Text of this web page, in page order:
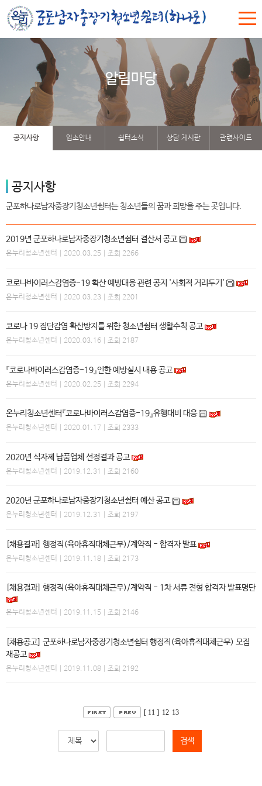
알림마당
공지사항 입소안내 쉼터소식 상담 게시판 관련사이트
공지사항
군포하나로남자중장기청소년쉼터는 청소년들의 꿈과 희망을 주는 곳입니다.
2019년 군포하나로남자중장기청소년쉼터 결산서 공고
온누리청소년센터 | 2020.03.25 | 조회 2266
코로나바이러스감염증-19 확산 예방대응 관련 공지 '사회적 거리두기'
온누리청소년센터 | 2020.03.23 | 조회 2201
코로나 19 집단감염 확산방지를 위한 청소년쉼터 생활수칙 공고
온누리청소년센터 | 2020.03.16 | 조회 2187
『코로나바이러스감염증-19』인한 예방실시 내용 공고
온누리청소년센터 | 2020.02.25 | 조회 2294
온누리청소년센터『코로나바이러스감염증-19』유행대비 대응
온누리청소년센터 | 2020.01.17 | 조회 2333
2020년 식자제 납품업체 선정결과 공고
온누리청소년센터 | 2019.12.31 | 조회 2160
2020년 군포하나로남자중장기청소년쉼터 예산 공고
온누리청소년센터 | 2019.12.31 | 조회 2197
[채용결과] 행정직(육아휴직대체근무)/계약직 - 합격자 발표
온누리청소년센터 | 2019.11.18 | 조회 2173
[채용결과] 행정직(육아휴직대체근무)/계약직 - 1차 서류 전형 합격자 발표명단
온누리청소년센터 | 2019.11.15 | 조회 2146
[채용공고] 군포하나로남자중장기청소년쉼터 행정직(육아휴직대체근무) 모집
재공고
온누리청소년센터 | 2019.11.08 | 조회 2192
[ 11 ] 12 13
검색